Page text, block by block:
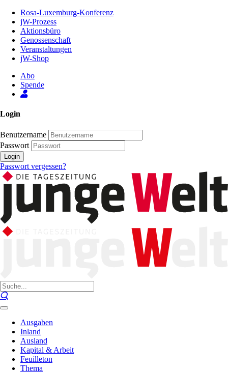
Inhalt
Seite
Rosa-Luxemburg-Konferenz
jW-Prozess
Aktionsbüro
Genossenschaft
Veranstaltungen
jW-Shop
Abo
Spende
Login
Benutzername
Passwort
Login
Passwort vergessen?
Ausgaben
Inland
Ausland
Kapital & Arbeit
Feuilleton
Thema